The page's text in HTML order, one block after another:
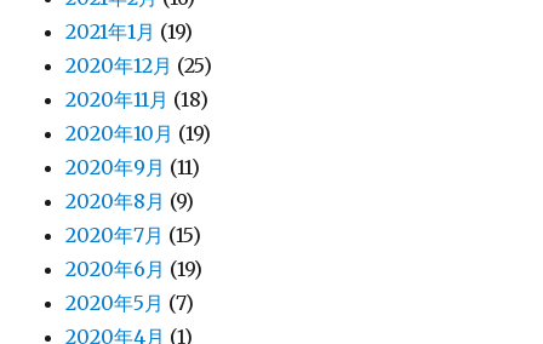
2021年1月 (19)
2020年12月 (25)
2020年11月 (18)
2020年10月 (19)
2020年9月 (11)
2020年8月 (9)
2020年7月 (15)
2020年6月 (19)
2020年5月 (7)
2020年4月 (1)